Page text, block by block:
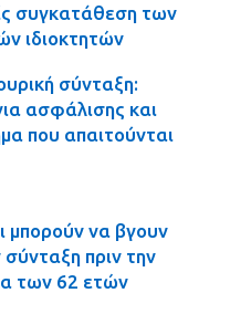
συγκατάθεση των
ιδιοκτητών
σύνταξη:
ασφάλισης και
που απαιτούνται
μπορούν να βγουν
σύνταξη πριν την
των 62 ετών